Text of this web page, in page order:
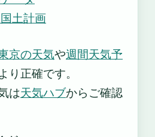
土計画
京の天気や週間天気予
り正確です。
は天気ハブからご確認